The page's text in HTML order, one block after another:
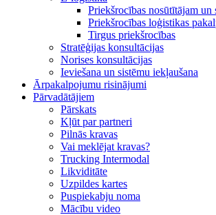
Priekšrocības nosūtītājam un
Priekšrocības loģistikas
Tirgus priekšrocības
Stratēģijas konsultācijas
Norises konsultācijas
Ieviešana un sistēmu iekļaušana
Ārpakalpojumu risinājumi
Pārvadātājiem
Pārskats
Kļūt par partneri
Pilnās kravas
Vai meklējat kravas?
Trucking Intermodal
Likviditāte
Uzpildes kartes
Puspiekabju noma
Mācību video